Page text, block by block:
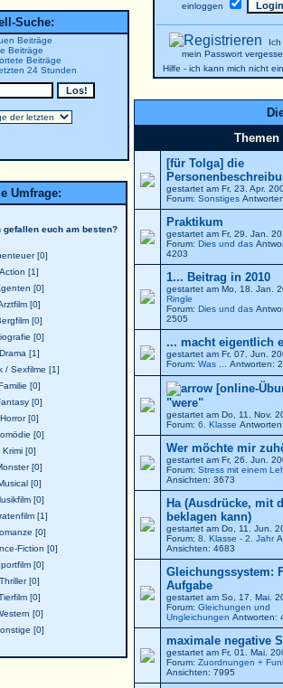
Suche:
Beiträge
Beiträge
Beiträge
24 Stunden
Umfrage:
gefallen euch am besten?
[0]
Action [1]
[0]
[0]
[0]
[0]
Drama [1]
/ Sexfilme [1]
[0]
[0]
Horror [0]
[0]
Krimi [0]
[0]
[0]
[0]
[1]
[0]
Fiction [0]
[0]
Thriller [0]
[0]
[0]
[0]
einloggen
mein Passwort
Hilfe - ich kann mich nicht
Themen
[für Tolga] die
gestartet am Fr, 23. Apr.
Forum: Sonstiges
Praktikum
gestartet am Fr, 29. Jan.
Forum: Dies und das
4203
1... Beitrag in 2010
gestartet am Mo, 18. Jan.
Ringle
Forum: Dies und das
2505
... macht eigentlich
gestartet am Fr, 07. Jun.
Forum: Was ... Antworten:
[online-
"were"
gestartet am Do, 11. Nov.
Forum: 6. Klasse
Wer möchte mir
gestartet am Fr, 26. Jun.
Forum: Stress mit einem
Ansichten: 3673
Ha (Ausdrücke, mit
beklagen kann)
gestartet am Do, 11. Jun.
Forum: 8. Klasse - 2. Jahr
Ansichten: 4683
Gleichungssystem:
Aufgabe
gestartet am So, 17. Mai.
Forum: Gleichungen und
Ungleichungen Antworten:
maximale negative
gestartet am Fr, 01. Mai.
Forum: Zuordnungen +
Ansichten: 7995